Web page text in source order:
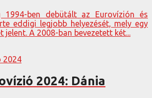
1994-ben debütált az Eurovízión és
eddigi legjobb helyezését, mely egy
jelent. A 2008-ban bevezetett két...
2024
2024: Dánia